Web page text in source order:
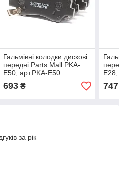
Гальмівні колодки дискові
передні Parts Mall PKA-
E50, арт.PKA-E50
693₴ 747
за рік